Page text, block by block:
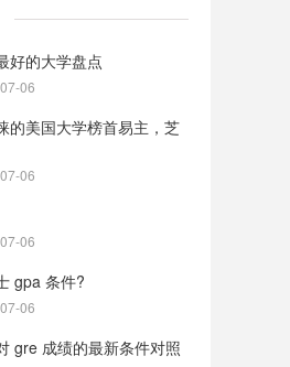
好的大学盘点
06
的美国大学榜首易主，芝
06
06
gpa 条件?
06
gre 成绩的最新条件对照